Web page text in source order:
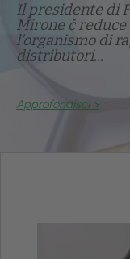
Il presidente di
Mirone č
l'organismo di
distributori...
Approfondisci >